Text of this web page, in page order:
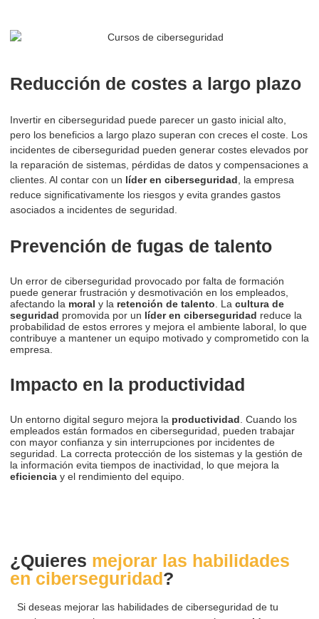
Reducción de costes a largo plazo
Invertir en ciberseguridad puede parecer un gasto inicial alto,
pero los beneficios a largo plazo superan con creces el coste. Los
incidentes de ciberseguridad pueden generar costes elevados por
la reparación de sistemas, pérdidas de datos y compensaciones a
clientes. Al contar con un líder en ciberseguridad , la empresa
reduce significativamente los riesgos y evita grandes gastos
asociados a incidentes de seguridad.
Prevención de fugas de talento
Un error de ciberseguridad provocado por falta de formación
puede generar frustración y desmotivación en los empleados,
afectando la moral y la retención de talento . La cultura de
seguridad promovida por un líder en ciberseguridad reduce la
probabilidad de estos errores y mejora el ambiente laboral, lo que
contribuye a mantener un equipo motivado y comprometido con la
empresa.
Impacto en la productividad
Un entorno digital seguro mejora la productividad . Cuando los
empleados están formados en ciberseguridad, pueden trabajar
con mayor confianza y sin interrupciones por incidentes de
seguridad. La correcta protección de los sistemas y la gestión de
la información evita tiempos de inactividad, lo que mejora la
eficiencia y el rendimiento del equipo.
¿Quieres mejorar las habilidades
en ciberseguridad?
Si deseas mejorar las habilidades de ciberseguridad de tu